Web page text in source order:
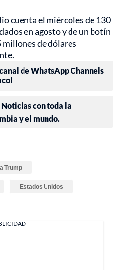
cuenta el miércoles de 130
en agosto y de un botín
millones de dólares
de WhatsApp Channels
con toda la
y el mundo.
Trump
Estados Unidos